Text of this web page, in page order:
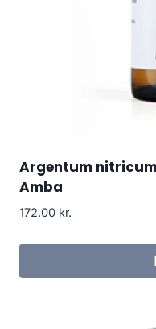
Argentum
Amba
172.00 kr.